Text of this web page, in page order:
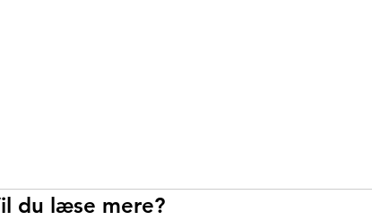
du læse mere?